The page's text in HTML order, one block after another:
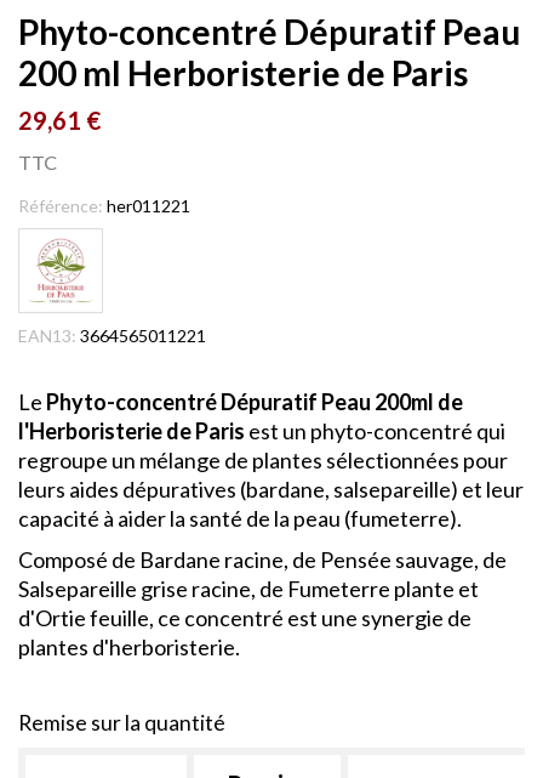
Phyto-concentré Dépuratif Peau
200 ml Herboristerie de Paris
29,61 €
TTC
Référence: her011221
EAN13: 3664565011221
Le Phyto-concentré Dépuratif Peau 200ml de
l'Herboristerie de Paris est un phyto-concentré qui
regroupe un mélange de plantes sélectionnées pour
leurs aides dépuratives (bardane, salsepareille) et leur
capacité à aider la santé de la peau (fumeterre).
Composé de Bardane racine, de Pensée sauvage, de
Salsepareille grise racine, de Fumeterre plante et
d'Ortie feuille, ce concentré est une synergie de
plantes d'herboristerie.
Remise sur la quantité